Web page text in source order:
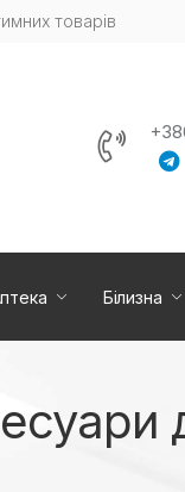
товарів
Білизна